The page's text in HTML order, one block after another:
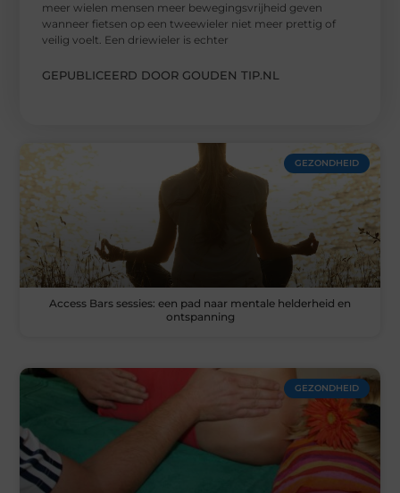
meer wielen mensen meer bewegingsvrijheid geven
wanneer fietsen op een tweewieler niet meer prettig of
veilig voelt. Een driewieler is echter
GEPUBLICEERD DOOR GOUDEN TIP.NL
GEZONDHEID
Access Bars sessies: een pad naar mentale helderheid en
ontspanning
GEZONDHEID